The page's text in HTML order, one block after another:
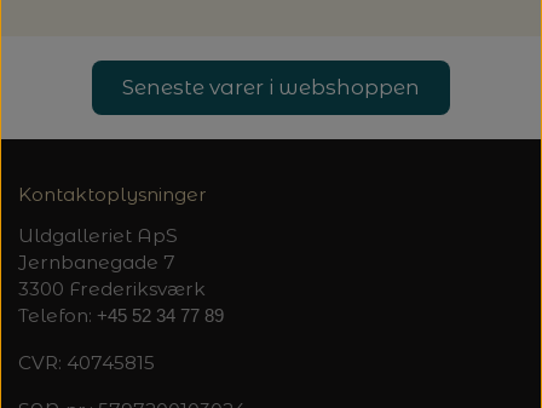
Seneste varer i webshoppen
Kontaktoplysninger
Uldgalleriet ApS
Jernbanegade 7
3300 Frederiksværk
Telefon: +45 52 34 77 89
CVR: 40745815